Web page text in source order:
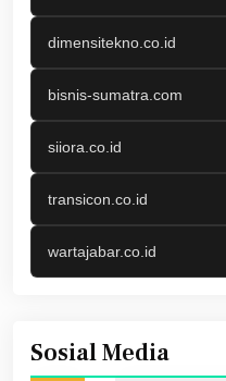
dimensitekno.co.id
bisnis-sumatra.com
siiora.co.id
transicon.co.id
wartajabar.co.id
Sosial Media